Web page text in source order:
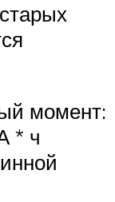
момент:
* ч